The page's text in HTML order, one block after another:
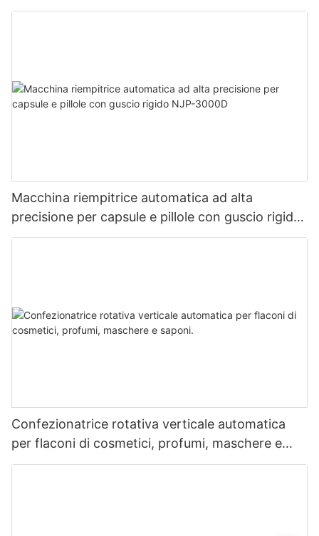
Macchina riempitrice automatica ad alta
precisione per capsule e pillole con guscio rigido
NJP-3000D
Confezionatrice rotativa verticale automatica
per flaconi di cosmetici, profumi, maschere e
saponi.